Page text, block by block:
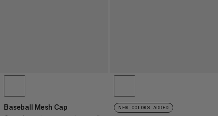
Baseball Mesh Cap NEW COLORS ADDED